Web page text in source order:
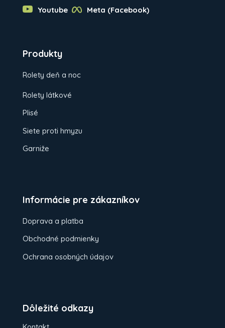
Youtube Meta (Facebook)
Produkty
Rolety deň a noc
Rolety látkové
Plisé
Siete proti hmyzu
Garniže
Informácie pre zákazníkov
Doprava a platba
Obchodné podmienky
Ochrana osobných údajov
Dôležité odkazy